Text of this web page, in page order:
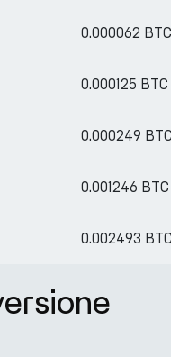
0.000062 BTC
0.000125 BTC
0.000249
0.001246 BTC
0.002493